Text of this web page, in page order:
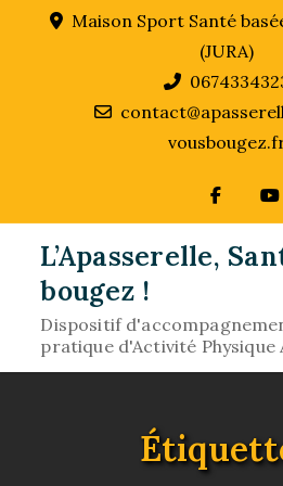
Maison Sport Santé
(JURA)
L’Apasserelle,
bougez !
Dispositif
pratique d'Activité Physique